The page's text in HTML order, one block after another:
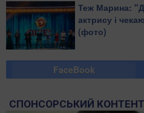
Теж Марина:
актрису і
(фото)
FaceBook
СПОНСОРСЬКИЙ КОНТЕНТ